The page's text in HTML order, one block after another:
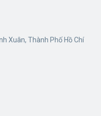
Xuân, Thành Phố Hồ Chí